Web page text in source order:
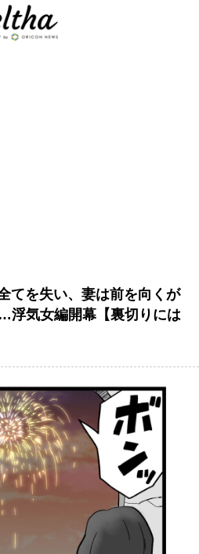
てを失い、妻は前を向くが
浮気女編開幕【裏切りには